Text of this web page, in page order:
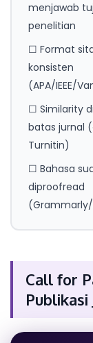
menjawab
penelitian
☐ Format
konsisten
(APA/IEEE/
☐ Similarity
batas jurnal
Turnitin)
☐ Bahasa
diproofread
Call for
Publikasi